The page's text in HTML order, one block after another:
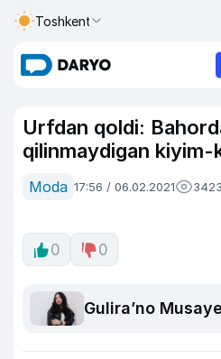
Toshkent
Urfdan qoldi:
qilinmaydigan
Moda 17:56 / 06.02.2021 3423
0 0
Guliraʼno